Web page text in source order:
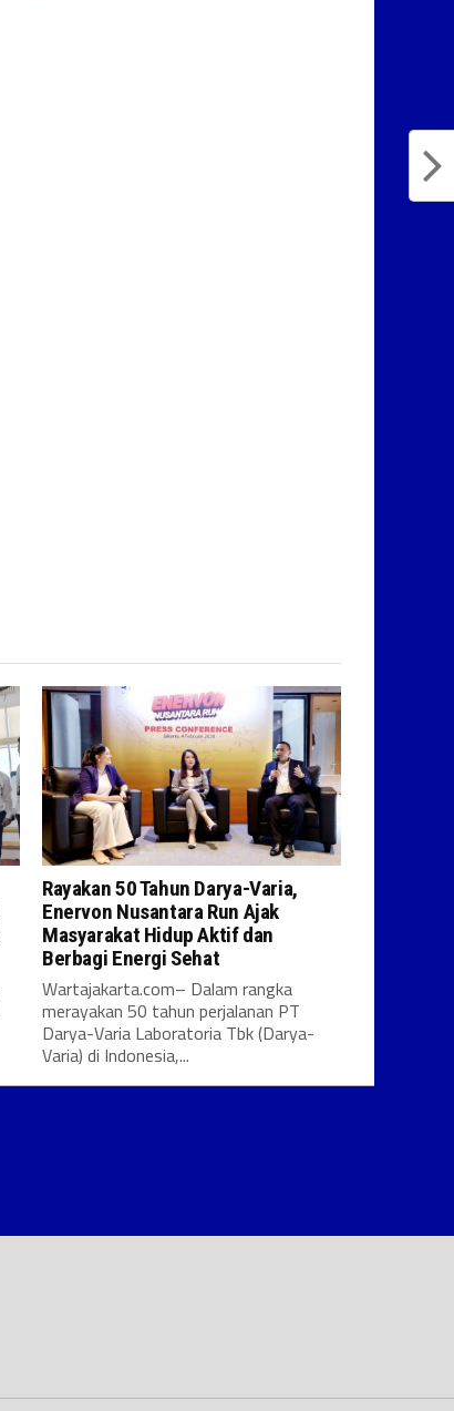
Rayakan 50 Tahun Darya-Varia,
Enervon Nusantara Run Ajak
Masyarakat Hidup Aktif dan
Berbagi Energi Sehat
Wartajakarta.com– Dalam rangka
merayakan 50 tahun perjalanan PT
Darya-Varia Laboratoria Tbk (Darya-
Varia) di Indonesia,...